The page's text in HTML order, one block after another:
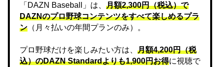
「DAZN Baseball」は、 月額2,300円（税込）で
DAZNのプロ野球コンテンツをすべて楽しめるプラ
ン （月々払いの年間プランのみ）。
プロ野球だけを楽しみたい方は、 月額4,200円（税
込）のDAZN Standard​よりも1,900円お得に視聴で